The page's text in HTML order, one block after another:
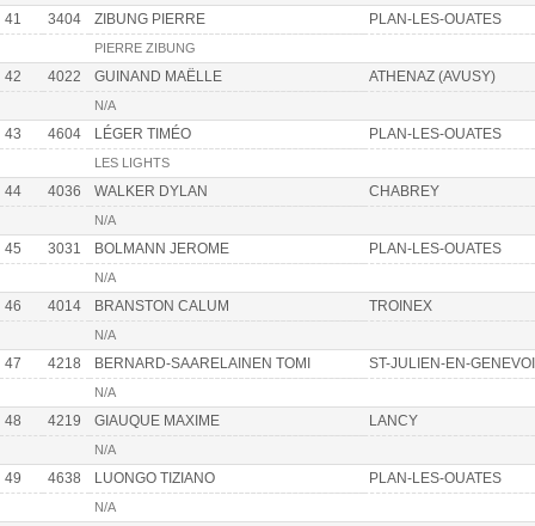
41 3404 ZIBUNG PIERRE PLAN-LES-OUATES
PIERRE ZIBUNG
42 4022 GUINAND MAËLLE ATHENAZ (AVUSY)
N/A
43 4604 LÉGER TIMÉO PLAN-LES-OUATES
LES LIGHTS
44 4036 WALKER DYLAN CHABREY
N/A
45 3031 BOLMANN JEROME PLAN-LES-OUATES
N/A
46 4014 BRANSTON CALUM TROINEX
N/A
47 4218 BERNARD-SAARELAINEN TOMI ST-JULIEN-EN-
N/A
48 4219 GIAUQUE MAXIME LANCY
N/A
49 4638 LUONGO TIZIANO PLAN-LES-OUATES
N/A